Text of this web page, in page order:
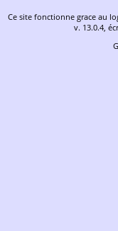
Ce site fonctionne grace au
v. 13.0.4,